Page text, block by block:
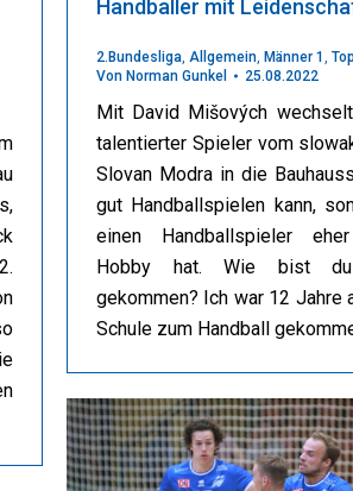
Handballer mit
2.Bundesliga, Allgemein, Männer 1 ,
Von Norman Gunkel 25.08.2022
Mit David Mišových
talentierter Spieler vom
Slovan Modra in die
gut Handballspielen kann,
einen Handballspieler
Hobby hat. Wie bist
gekommen? Ich war 12 Jahre
Schule zum Handball